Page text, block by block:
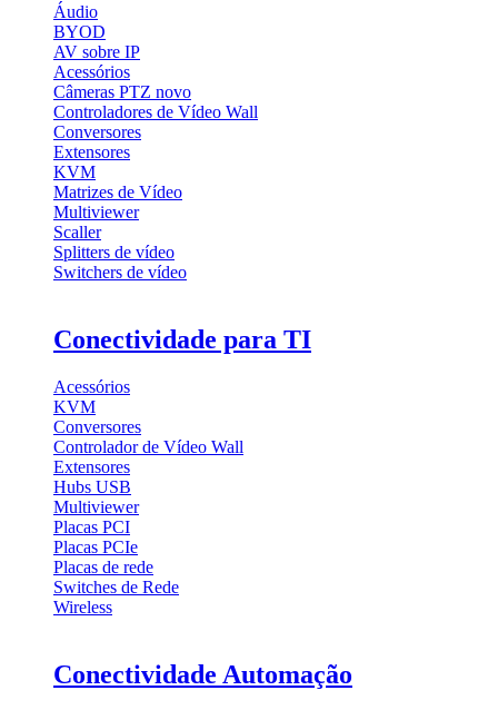
Áudio
BYOD
AV sobre IP
Acessórios
Câmeras PTZ novo
Controladores de Vídeo Wall
Conversores
Extensores
KVM
Matrizes de Vídeo
Multiviewer
Scaller
Splitters de vídeo
Switchers de vídeo
Conectividade para TI
Acessórios
KVM
Conversores
Controlador de Vídeo Wall
Extensores
Hubs USB
Multiviewer
Placas PCI
Placas PCIe
Placas de rede
Switches de Rede
Wireless
Conectividade Automação